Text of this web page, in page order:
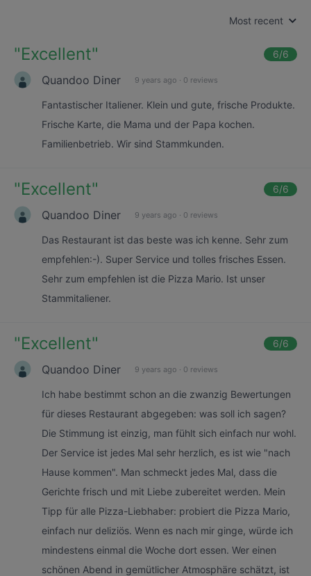
Most recent
"Excellent" 6/6
Quandoo Diner 9 years ago · 0 reviews
Fantastischer Italiener. Klein und gute, frische Produkte.
Frische Karte, die Mama und der Papa kochen.
Familienbetrieb. Wir sind Stammkunden.
"Excellent" 6/6
Quandoo Diner 9 years ago · 0 reviews
Das Restaurant ist das beste was ich kenne. Sehr zum
empfehlen:-). Super Service und tolles frisches Essen.
Sehr zum empfehlen ist die Pizza Mario. Ist unser
Stammitaliener.
"Excellent" 6/6
Quandoo Diner 9 years ago · 0 reviews
Ich habe bestimmt schon an die zwanzig Bewertungen
für dieses Restaurant abgegeben: was soll ich sagen?
Die Stimmung ist einzig, man fühlt sich einfach nur wohl.
Der Service ist jedes Mal sehr herzlich, es ist wie "nach
Hause kommen". Man schmeckt jedes Mal, dass die
Gerichte frisch und mit Liebe zubereitet werden. Mein
Tipp für alle Pizza-Liebhaber: probiert die Pizza Mario,
einfach nur deliziös. Wenn es nach mir ginge, würde ich
mindestens einmal die Woche dort essen. Wer einen
schönen Abend in gemütlicher Atmosphäre schätzt, ist